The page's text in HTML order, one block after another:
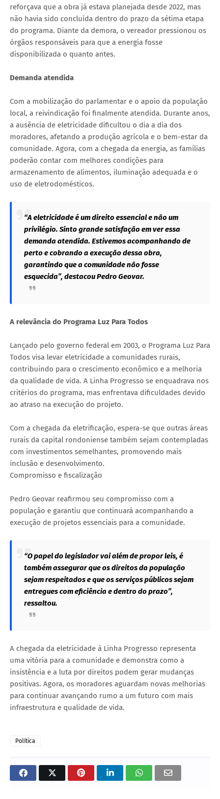
reforçava que a obra já estava planejada desde 2022, mas
não havia sido concluída dentro do prazo da sétima etapa
do programa. Diante da demora, o vereador pressionou os
órgãos responsáveis para que a energia fosse
disponibilizada o quanto antes.
Demanda atendida
Com a mobilização do parlamentar e o apoio da população
local, a reivindicação foi finalmente atendida. Durante anos,
a ausência de eletricidade dificultou o dia a dia dos
moradores, afetando a produção agrícola e o bem-estar da
comunidade. Agora, com a chegada da energia, as famílias
poderão contar com melhores condições para
armazenamento de alimentos, iluminação adequada e o
uso de eletrodomésticos.
“A eletricidade é um direito essencial e não um
privilégio. Sinto grande satisfação em ver essa
demanda atendida. Estivemos acompanhando de
perto e cobrando a execução dessa obra,
garantindo que a comunidade não fosse
esquecida”, destacou Pedro Geovar.
A relevância do Programa Luz Para Todos
Lançado pelo governo federal em 2003, o Programa Luz Para
Todos visa levar eletricidade a comunidades rurais,
contribuindo para o crescimento econômico e a melhoria
da qualidade de vida. A Linha Progresso se enquadrava nos
critérios do programa, mas enfrentava dificuldades devido
ao atraso na execução do projeto.
Com a chegada da eletrificação, espera-se que outras áreas
rurais da capital rondoniense também sejam contempladas
com investimentos semelhantes, promovendo mais
inclusão e desenvolvimento.
Compromisso e fiscalização
Pedro Geovar reafirmou seu compromisso com a
população e garantiu que continuará acompanhando a
execução de projetos essenciais para a comunidade.
“O papel do legislador vai além de propor leis, é
também assegurar que os direitos da população
sejam respeitados e que os serviços públicos sejam
entregues com eficiência e dentro do prazo”,
ressaltou.
A chegada da eletricidade à Linha Progresso representa
uma vitória para a comunidade e demonstra como a
insistência e a luta por direitos podem gerar mudanças
positivas. Agora, os moradores aguardam novas melhorias
para continuar avançando rumo a um futuro com mais
infraestrutura e qualidade de vida.
Política